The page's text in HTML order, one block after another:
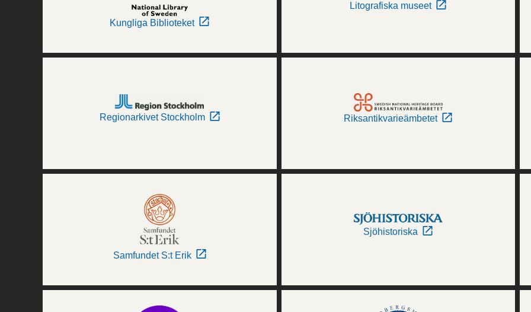
Kungliga Biblioteket
Litografiska museet
Regionarkivet Stockholm Riksantikvarieämbetet
Samfundet S:t Erik
Sjöhistoriska